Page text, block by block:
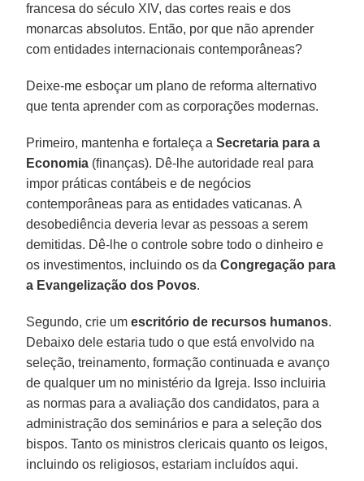
francesa do século XIV, das cortes reais e dos
monarcas absolutos. Então, por que não aprender
com entidades internacionais contemporâneas?
Deixe-me esboçar um plano de reforma alternativo
que tenta aprender com as corporações modernas.
Primeiro, mantenha e fortaleça aSecretaria para a
Economia (finanças). Dê-lhe autoridade real para
impor práticas contábeis e de negócios
contemporâneas para as entidades vaticanas. A
desobediência deveria levar as pessoas a serem
demitidas. Dê-lhe o controle sobre todo o dinheiro e
os investimentos, incluindo os daCongregação para
a Evangelização dos Povos.
Segundo, crie umescritório de recursos humanos.
Debaixo dele estaria tudo o que está envolvido na
seleção, treinamento, formação continuada e avanço
de qualquer um no ministério da Igreja. Isso incluiria
as normas para a avaliação dos candidatos, para a
administração dos seminários e para a seleção dos
bispos. Tanto os ministros clericais quanto os leigos,
incluindo os religiosos, estariam incluídos aqui.